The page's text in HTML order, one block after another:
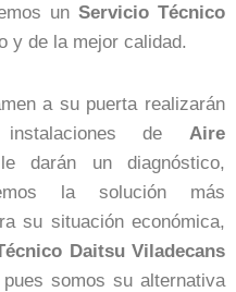
un Servicio Técnico
y de la mejor calidad.
a su puerta realizarán
de Aire
darán un diagnóstico,
la solución más
su situación económica,
Daitsu Viladecans
somos su alternativa